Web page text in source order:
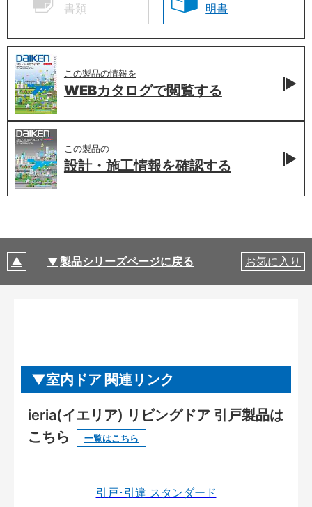
書類
明書
この製品の情報を
WEBカタログで閲覧する
この製品の
設計・施工情報を確認する
製品シリーズページに戻る お気に入り
室内ドア 関連リンク
ieria(イエリア) リビングドア 引戸製品は
こちら
一覧はこちら
引戸･引違 スタンダード